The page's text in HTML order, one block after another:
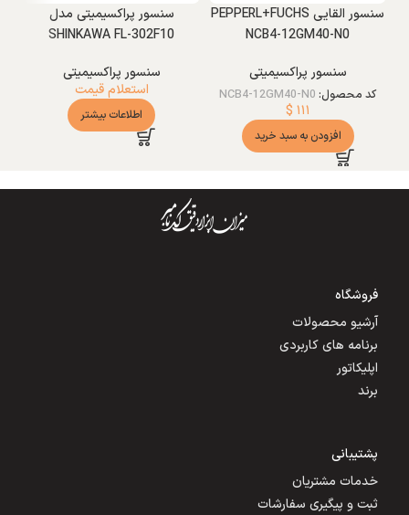
سنسور القایی PEPPERL+FUCHS
NCB4-12GM40-N0
سنسور پراکسیمیتی
کد محصول: NCB4-12GM40-N0
$ ۱۱۱
افزودن به سبد خرید
سنسور پراکسیمیتی مدل
SHINKAWA FL-302F10
سنسور پراکسیمیتی
استعلام قیمت
اطلاعات بیشتر
فروشگاه
آرشیو محصولات
برنامه های کاربردی
اپلیکاتور
برند
پشتیبانی
خدمات مشتریان
ثبت و پیگیری سفارشات